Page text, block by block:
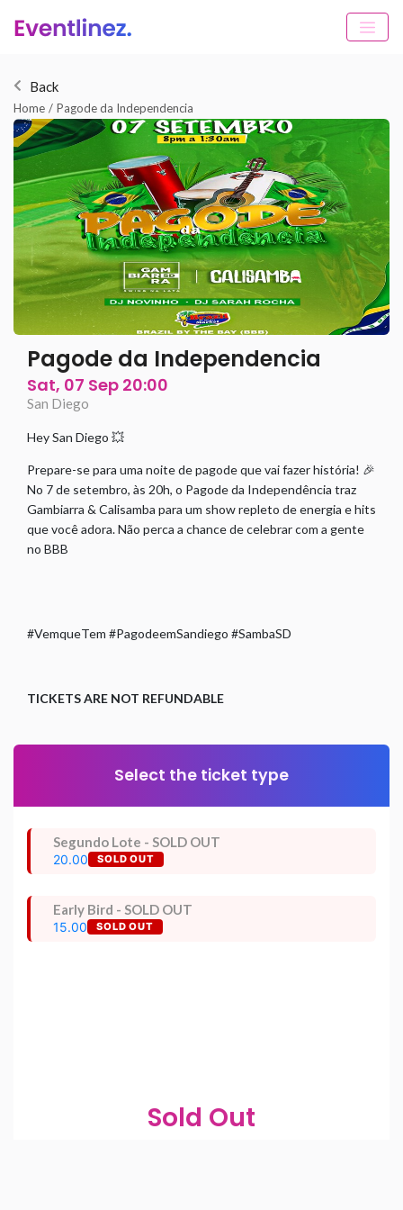
Back
Home / Pagode da Independencia
Pagode da Independencia
Sat, 07 Sep 20:00
San Diego
Hey San Diego 💥
Prepare-se para uma noite de pagode que vai fazer história! 🎉
No 7 de setembro, às 20h, o Pagode da Independência traz
Gambiarra & Calisamba para um show repleto de energia e hits
que você adora. Não perca a chance de celebrar com a gente
no BBB
#VemqueTem #PagodeemSandiego #SambaSD
TICKETS ARE NOT REFUNDABLE
Select the ticket type
Segundo Lote - SOLD OUT
20.00 SOLD OUT
Early Bird - SOLD OUT
15.00 SOLD OUT
Sold Out